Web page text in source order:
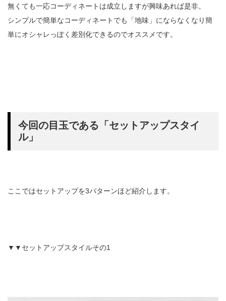
無くても一応コーディネートは成立しますが興味あれば是非。
シンプルで簡単なコーディネートでも「地味」にならなくなり簡
単にオシャレっぽく差別化できるのでオススメです。
今回の目玉である「セットアップスタイ
ル」
ここではセットアップを3パターンほど紹介します。
▼▼セットアップスタイルその1